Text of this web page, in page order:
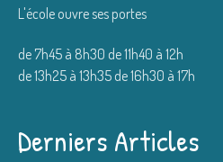
L'école ouvre ses portes
de 7h45 à 8h30 de 11h40 à 12h
de 13h25 à 13h35 de 16h30 à 17h
Derniers Articles